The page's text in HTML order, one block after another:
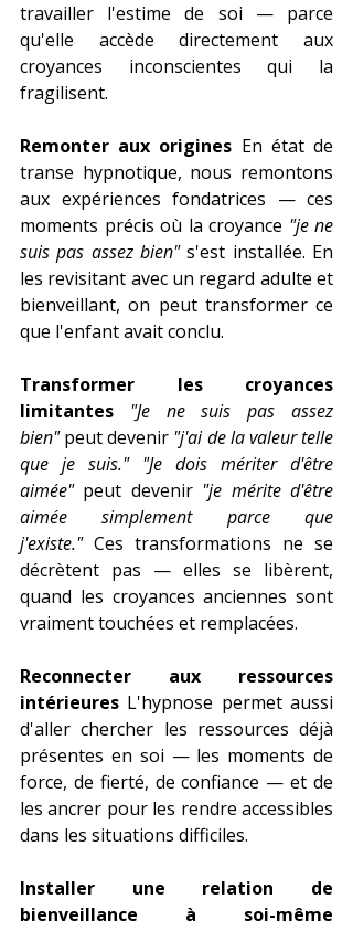
travailler l'estime de soi — parce
qu'elle accède directement aux
croyances inconscientes qui la
fragilisent.
Remonter aux origines En état de
transe hypnotique, nous remontons
aux expériences fondatrices — ces
moments précis où la croyance "je ne
suis pas assez bien" s'est installée. En
les revisitant avec un regard adulte et
bienveillant, on peut transformer ce
que l'enfant avait conclu.
Transformer les croyances
limitantes
"Je ne suis pas assez
bien" peut devenir "j'ai de la valeur telle
que je suis." "Je dois mériter d'être
aimée" peut devenir "je mérite d'être
aimée simplement parce que
j'existe." Ces transformations ne se
décrètent pas — elles se libèrent,
quand les croyances anciennes sont
vraiment touchées et remplacées.
Reconnecter aux ressources
intérieures L'hypnose permet aussi
d'aller chercher les ressources déjà
présentes en soi — les moments de
force, de fierté, de confiance — et de
les ancrer pour les rendre accessibles
dans les situations difficiles.
Installer une relation de
bienveillance à soi-même